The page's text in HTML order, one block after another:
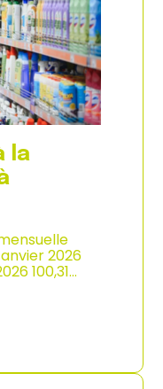
la
2026
100,31…